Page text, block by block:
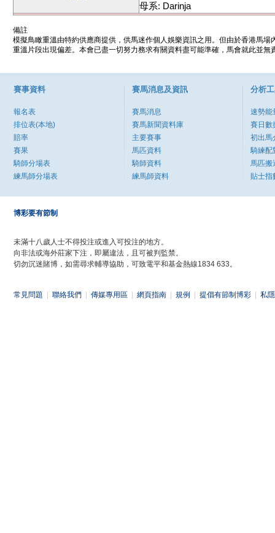
母系: Darinja
備註
模擬鳥瞰重溫由特約供應商提供，供馬迷作個人娛樂資訊之用。但由於香港馬
重溫片段出現偏差。本會已盡一切努力務求有關資料盡可能準確，馬會就此並
賽事資料
報名表
排位表(本地)
賠率
賽果
騎師分場表
練馬師分場表
賽馬消息及資訊
賽馬消息
賽馬新聞資料庫
主要賽事
馬匹資料
騎師資料
練馬師資料
分析
速勢能
賽日數
初出馬
騎練配
馬匹搬
貼士指
博彩要有節制
未滿十八歲人士不得投注或進入可投注的地方。
向非法或海外莊家下注，即屬違法，且可被判監禁。
切勿沉迷賭博，如需尋求輔導協助，可致電平和基金熱線1834 633。
常見問題 聯絡我們 傳媒專用區 網頁指南 規例 提倡有節制博彩 私